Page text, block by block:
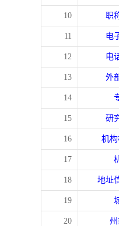
10 职
11 电
12 电
13 外
14
15 研
16 机
17
18 地址
19
20